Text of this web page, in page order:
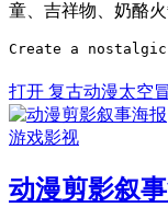
童、吉祥物、奶酪
Create a
打开 复古动漫太空
游戏影视
动漫剪影叙